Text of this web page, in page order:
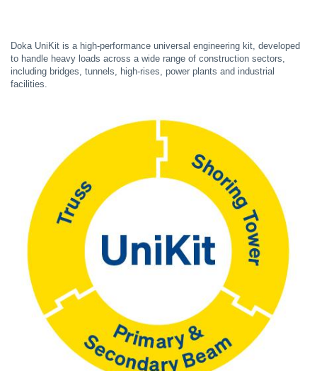
Doka UniKit is a high-performance universal engineering kit, developed
to handle heavy loads across a wide range of construction sectors,
including bridges, tunnels, high-rises, power plants and industrial
facilities.